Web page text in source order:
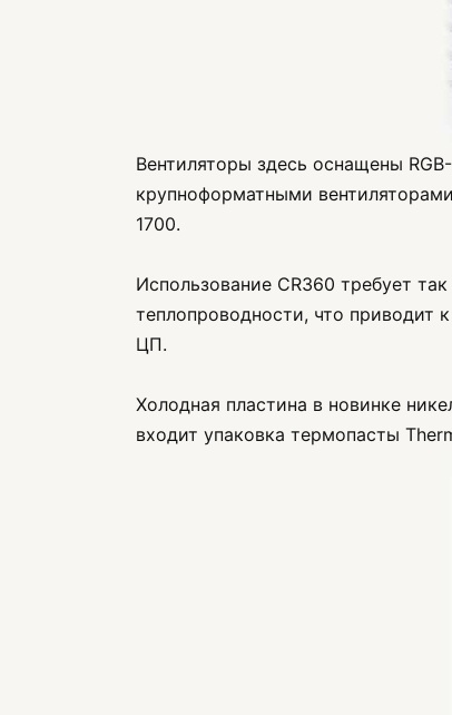
Вентиляторы здесь оснащены
крупноформатными
1700.
Использование CR360 требует
теплопроводности, что
ЦП.
Холодная пластина в новинке
входит упаковка термопасты